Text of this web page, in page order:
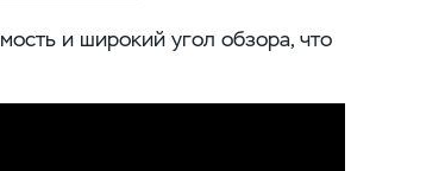
и широкий угол обзора, что